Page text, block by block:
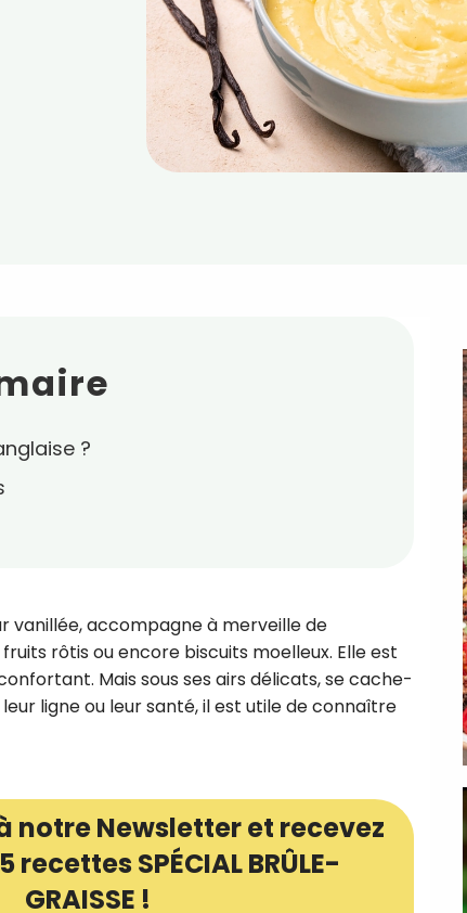
?
vanillée, accompagne à merveille de
rôtis ou encore biscuits moelleux. Elle est
Mais sous ses airs délicats, se cache-
ligne ou leur santé, il est utile de connaître
notre Newsletter et recevez
recettes SPÉCIAL BRÛLE-
GRAISSE !